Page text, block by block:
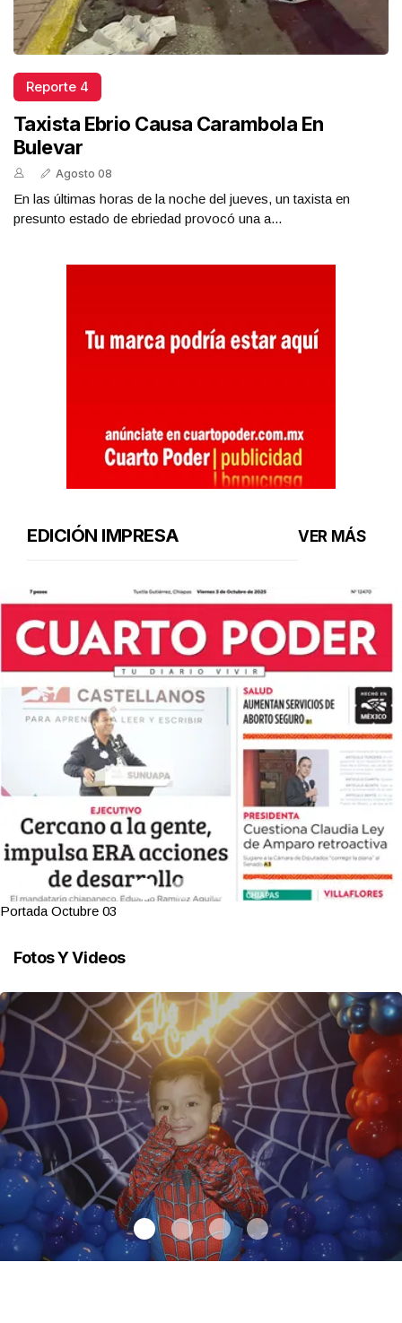
Reporte 4
Taxista Ebrio Causa Carambola En
Bulevar
Agosto 08
En las últimas horas de la noche del jueves, un taxista en
presunto estado de ebriedad provocó una a...
EDICIÓN IMPRESA VER MÁS
Portada Octubre 03
Fotos Y Videos